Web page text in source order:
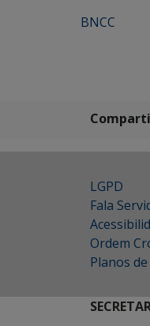
BNCC
LGPD
Fala
Ordem
Planos